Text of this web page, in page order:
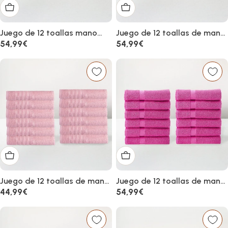
Añadir al carrito
Juego de 12 toallas mano
gris oscuro 100% algodón
Precio
54,99€
Añadir al carrito
Juego de 12 toallas de mano
color negro 100% algodón
Precio
54,99€
Añadir al carrito
Juego de 12 toallas de mano
color rosa 100% algodón rizo
Precio
44,99€
Añadir al carrito
Juego de 12 toallas de mano
color fucsia 100% algodón
Precio
54,99€